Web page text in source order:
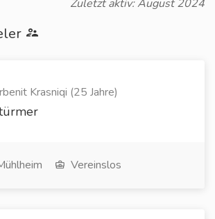
Zuletzt aktiv: August 2024
Krasniqi (25 Jahre)
Vereinslos